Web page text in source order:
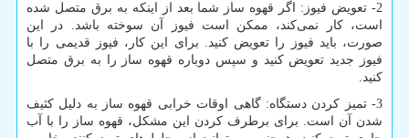
2- تعویض فیوز: اگر قهوه ساز شما بعد از اینکه به برق متصل شده
است، کار نمی‌کند، ممکن است فیوز آن سوخته باشد. در این
صورت، باید فیوز را تعویض کنید. برای این کار، فیوز قدیمی را با
فیوز جدید تعویض کنید و سپس دوباره قهوه ساز را به برق متصل
کنید.
3- تمیز کردن دستگاه: گاهی اوقات خرابی قهوه ساز به دلیل کثیف
شدن آن است. برای برطرف کردن این مشکل، قهوه ساز را با آب